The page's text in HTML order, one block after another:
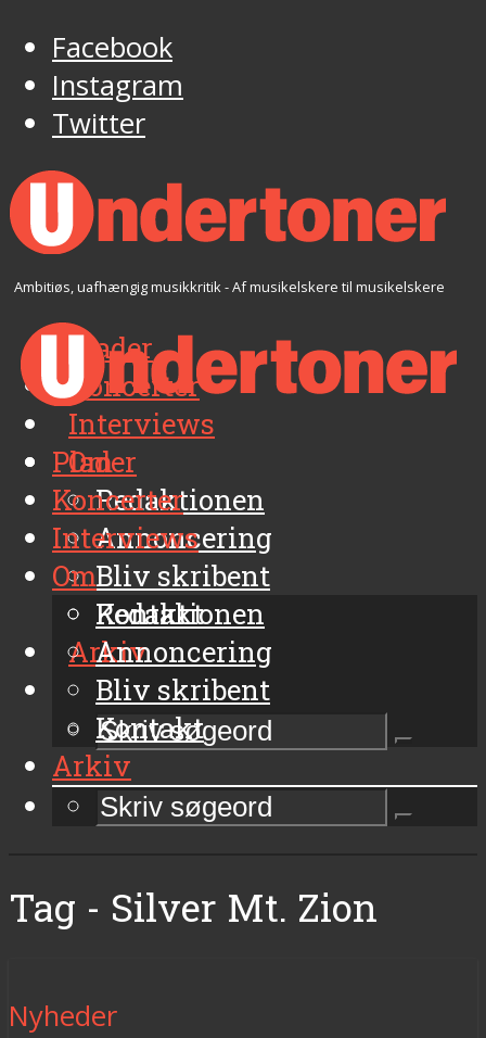
Facebook
Instagram
Twitter
Ambitiøs, uafhængig musikkritik - Af musikelskere til musikelskere
Plader
Koncerter
Interviews
Om
Redaktionen
Annoncering
Bliv skribent
Kontakt
Arkiv
Plader
Koncerter
Interviews
Om
Redaktionen
Annoncering
Bliv skribent
Kontakt
Arkiv
Tag - Silver Mt. Zion
Nyheder